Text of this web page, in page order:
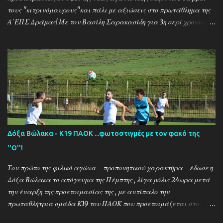
τους ''κιτρινόμαυρους''και πάλι με αξιώσεις στο πρωτάθλημα της
Α΄ΕΠΣ Δράμας! Με τον Βασίλη Σαρακασίδη για 3η σερί χρονιά
δυναμική των ''κιτρινόμαυρων''! Παρακάτω δείτε φωτοστιγμές
απο τις προπονήσεις της δραμινής ομάδας μέσα απο τον φακό της
''Ο'' που βρέθηκε στο γήπεδο του Καλαμπακίου ενώ δηλώσεις
κάνουν οι κ.κ. Σαρακασίδης Βασίλης (προπονητής) , Βαβλιάκης
Χρόνης (τεχνικός διευθυντής) και οι ποδοσφαιριστές Μάριος
Βουτσινάς και Ηλίας Σταμπουλής!
Δόξα Βώλακα - Κ19 ΠΑΟΚ ...φωτοστιγμές με τον φακό της
''Ο''!
Τον πρώτο της φιλικό αγώνα - προπονητικού χαρακτήρα - έδωσε η
Δόξα Βώλακα το απόγευμα της Πέμπτης , λίγα μόλις 24ωρα μετά
την έναρξη της προετοιμασίας της , με αντίπαλο την
πρωταθλήτρια ομάδα Κ19 του ΠΑΟΚ που προετοιμάζεται στο